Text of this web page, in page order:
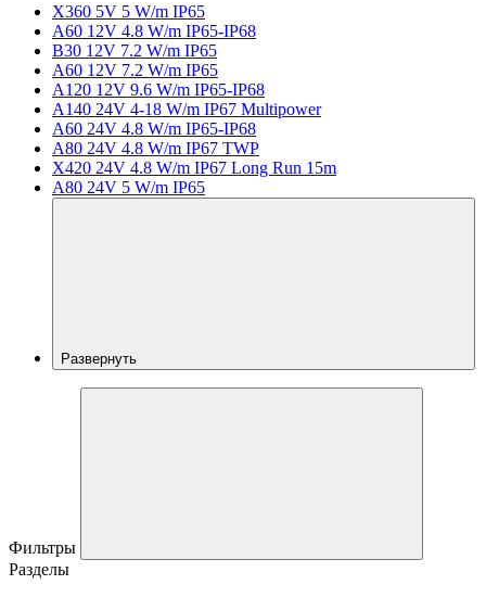
X360 5V 5 W/m IP65
A60 12V 4.8 W/m IP65-IP68
B30 12V 7.2 W/m IP65
A60 12V 7.2 W/m IP65
A120 12V 9.6 W/m IP65-IP68
A140 24V 4-18 W/m IP67 Multipower
A60 24V 4.8 W/m IP65-IP68
A80 24V 4.8 W/m IP67 TWP
X420 24V 4.8 W/m IP67 Long Run 15m
A80 24V 5 W/m IP65
Развернуть
Фильтры
Разделы